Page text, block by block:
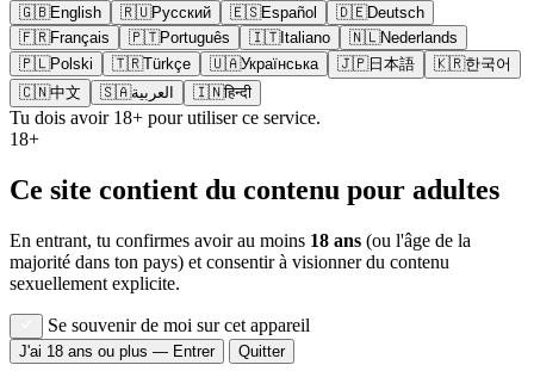
🇬🇧English 🇷🇺Русский 🇪🇸Español 🇩🇪Deutsch
🇫🇷Français 🇵🇹Português 🇮🇹Italiano 🇳🇱Nederlands
🇵🇱Polski 🇹🇷Türkçe 🇺🇦Українська 🇯🇵日本語 🇰🇷한국어
🇨🇳中文 🇸🇦العربية 🇮🇳हिन्दी
Tu dois avoir 18+ pour utiliser ce service.
18+
Ce site contient du contenu pour adultes
En entrant, tu confirmes avoir au moins 18 ans (ou l'âge de la
majorité dans ton pays) et consentir à visionner du contenu
sexuellement explicite.
Se souvenir de moi sur cet appareil
J'ai 18 ans ou plus — Entrer Quitter